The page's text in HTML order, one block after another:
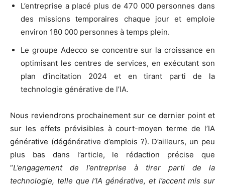
L’entreprise a placé plus de 470 000 personnes dans
des missions temporaires chaque jour et emploie
environ 180 000 personnes à temps plein.
Le groupe Adecco se concentre sur la croissance en
optimisant les centres de services, en exécutant son
plan d’incitation 2024 et en tirant parti de la
technologie générative de l’IA.
Nous reviendrons prochainement sur ce dernier point et
sur les effets prévisibles à court-moyen terme de l’IA
générative (dégénérative d’emplois ?). D’ailleurs, un peu
plus bas dans l’article, le rédaction précise que
“L’engagement de l’entreprise à tirer parti de la
technologie, telle que l’IA générative, et l’accent mis sur